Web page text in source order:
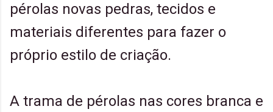
pérolas novas pedras, tecidos e
materiais diferentes para fazer o
próprio estilo de criação.
A trama de pérolas nas cores branca e